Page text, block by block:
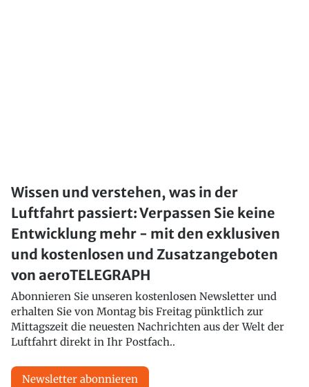
Wissen und verstehen, was in der
Luftfahrt passiert: Verpassen Sie keine
Entwicklung mehr - mit den exklusiven
und kostenlosen und Zusatzangeboten
von aeroTELEGRAPH
Abonnieren Sie unseren kostenlosen Newsletter und
erhalten Sie von Montag bis Freitag pünktlich zur
Mittagszeit die neuesten Nachrichten aus der Welt der
Luftfahrt direkt in Ihr Postfach..
Newsletter abonnieren